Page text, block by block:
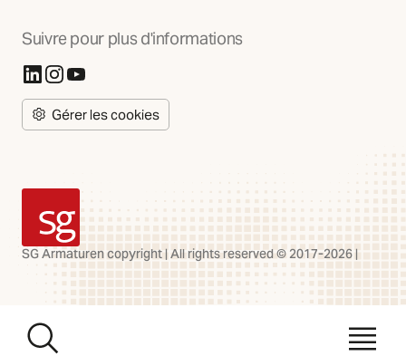
Suivre pour plus d'informations
(S'ouvre dans un nouvel onglet)
(S'ouvre dans un nouvel onglet)
(S'ouvre dans un nouvel onglet)
Gérer les cookies
SG Armaturen
SG Armaturen copyright | All rights reserved © 2017-2026 |